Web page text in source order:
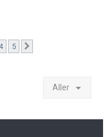
4 5
Aller